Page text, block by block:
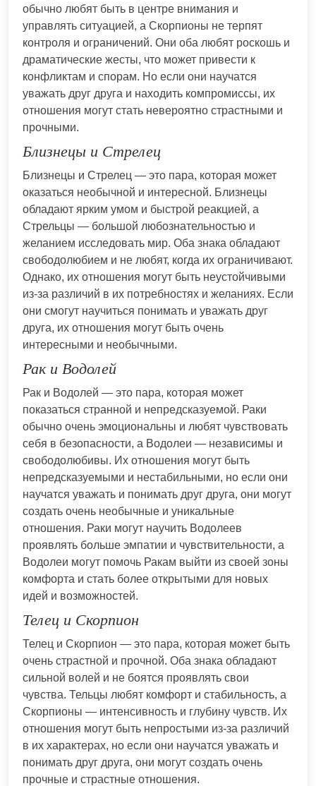
обычно любят быть в центре внимания и
управлять ситуацией, а Скорпионы не терпят
контроля и ограничений. Они оба любят роскошь и
драматические жесты, что может привести к
конфликтам и спорам. Но если они научатся
уважать друг друга и находить компромиссы, их
отношения могут стать невероятно страстными и
прочными.
Близнецы и Стрелец
Близнецы и Стрелец — это пара, которая может
оказаться необычной и интересной. Близнецы
обладают ярким умом и быстрой реакцией, а
Стрельцы — большой любознательностью и
желанием исследовать мир. Оба знака обладают
свободолюбием и не любят, когда их ограничивают.
Однако, их отношения могут быть неустойчивыми
из-за различий в их потребностях и желаниях. Если
они смогут научиться понимать и уважать друг
друга, их отношения могут быть очень
интересными и необычными.
Рак и Водолей
Рак и Водолей — это пара, которая может
показаться странной и непредсказуемой. Раки
обычно очень эмоциональны и любят чувствовать
себя в безопасности, а Водолеи — независимы и
свободолюбивы. Их отношения могут быть
непредсказуемыми и нестабильными, но если они
научатся уважать и понимать друг друга, они могут
создать очень необычные и уникальные
отношения. Раки могут научить Водолеев
проявлять больше эмпатии и чувствительности, а
Водолеи могут помочь Ракам выйти из своей зоны
комфорта и стать более открытыми для новых
идей и возможностей.
Телец и Скорпион
Телец и Скорпион — это пара, которая может быть
очень страстной и прочной. Оба знака обладают
сильной волей и не боятся проявлять свои
чувства. Тельцы любят комфорт и стабильность, а
Скорпионы — интенсивность и глубину чувств. Их
отношения могут быть непростыми из-за различий
в их характерах, но если они научатся уважать и
понимать друг друга, они могут создать очень
прочные и страстные отношения.